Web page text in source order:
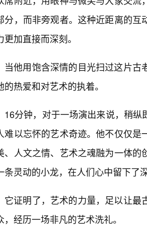
分，而非旁观者。这种近距离的
更加直接而深刻。
当他用饱含深情的目光扫过这片
的热爱和对艺术的执着。
16分钟，对于一场演出来说，稍
难以忘怀的艺术奇迹。他不仅仅
、人文之情、艺术之魂融为一体
条灵动的小龙，在人们心中留下了
它证明了，艺术的力量，足以让
，经历一场非凡的艺术洗礼。